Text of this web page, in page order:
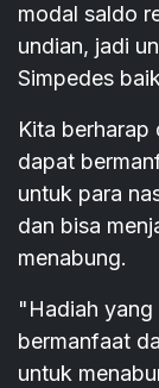
modal saldo
undian, jadi
Simpedes
Kita berharap
dapat
untuk para
dan bisa
menabung.
"Hadiah
bermanfaat
untuk